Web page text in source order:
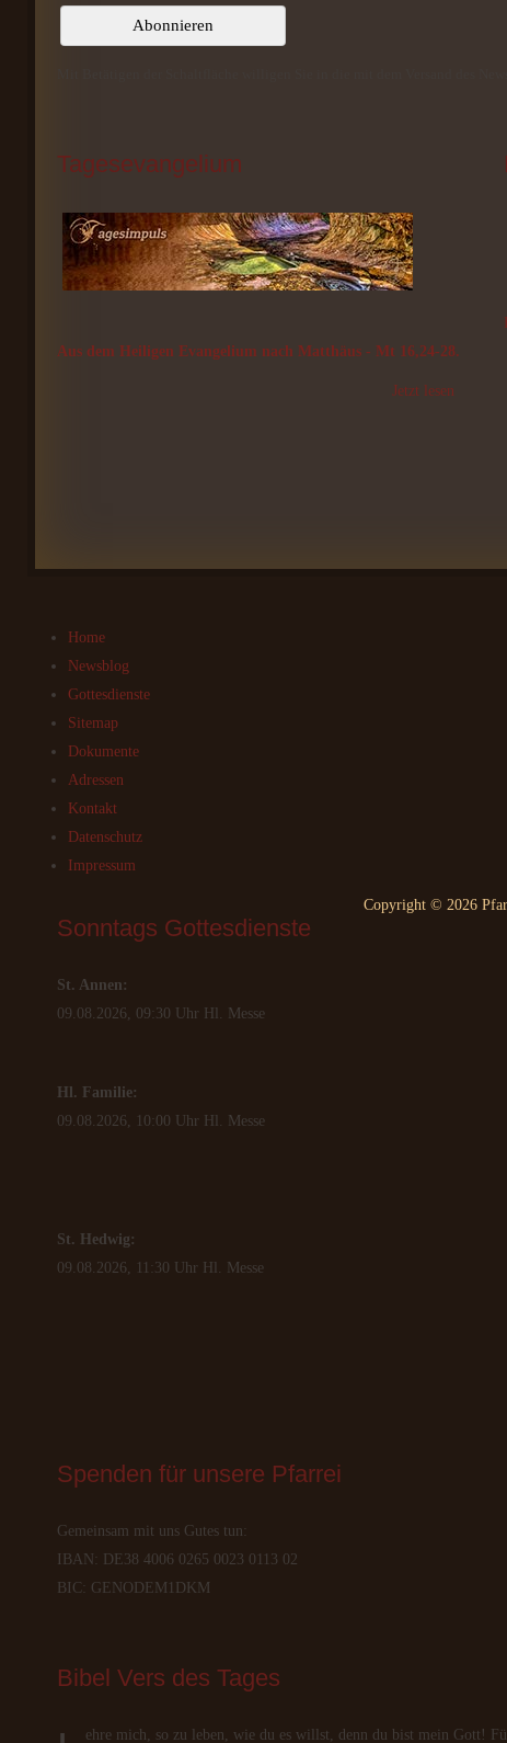
Tagesevangelium
Aus dem Heiligen Evangelium nach Matthäus - Mt 16,24-28.
Jetzt lesen
Home
Newsblog
Gottesdienste
Sitemap
Dokumente
Adressen
Kontakt
Datenschutz
Impressum
Sonntags Gottesdienste
St. Annen:
09.08.2026, 09:30 Uhr Hl. Messe
Hl. Familie:
09.08.2026, 10:00 Uhr Hl. Messe
St. Hedwig:
09.08.2026, 11:30 Uhr Hl. Messe
Spenden für unsere Pfarrei
Gemeinsam mit uns Gutes tun:
IBAN: DE38 4006 0265 0023 0113 02
BIC: GENODEM1DKM
Bibel Vers des Tages
Lehre mich, so zu leben, wie du es willst, denn du bist mein Gott!
Copyright © 2026